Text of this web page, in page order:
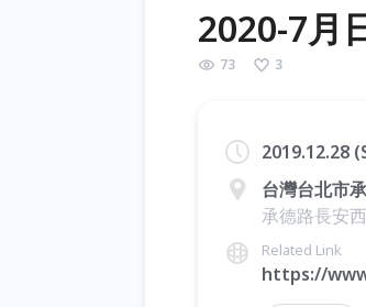
2020-7月
73 3
2019.12.28
台灣台北市
承德路長安
Related Link
https://